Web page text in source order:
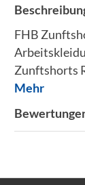
FHB
Zunftshorts
Mehr